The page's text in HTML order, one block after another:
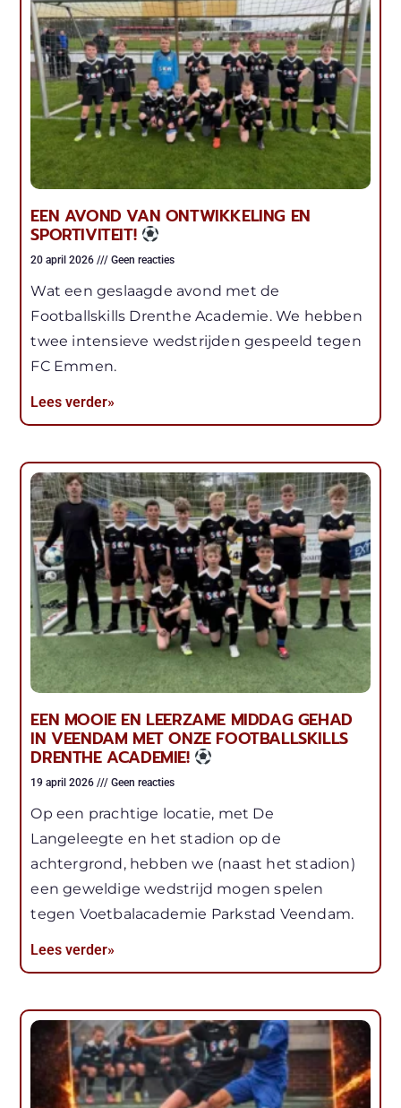
EEN AVOND VAN ONTWIKKELING EN
SPORTIVITEIT!
20 april 2026 Geen reacties
Wat een geslaagde avond met de
Footballskills Drenthe Academie. We hebben
twee intensieve wedstrijden gespeeld tegen
FC Emmen.
Lees verder»
EEN MOOIE EN LEERZAME MIDDAG GEHAD
IN VEENDAM MET ONZE FOOTBALLSKILLS
DRENTHE ACADEMIE!
19 april 2026 Geen reacties
Op een prachtige locatie, met De
Langeleegte en het stadion op de
achtergrond, hebben we (naast het stadion)
een geweldige wedstrijd mogen spelen
tegen Voetbalacademie Parkstad Veendam.
Lees verder»